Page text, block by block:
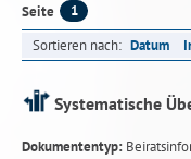
Seite 1
Sortieren nach: Datum
Systematische
Dokumententyp: